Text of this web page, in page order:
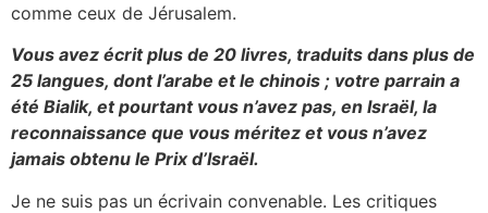
comme ceux de Jérusalem.
Vous avez écrit plus de 20 livres, traduits dans plus de
25 langues, dont l’arabe et le chinois ; votre parrain a
été Bialik, et pourtant vous n’avez pas, en Israël, la
reconnaissance que vous méritez et vous n’avez
jamais obtenu le Prix d’Israël.
Je ne suis pas un écrivain convenable. Les critiques